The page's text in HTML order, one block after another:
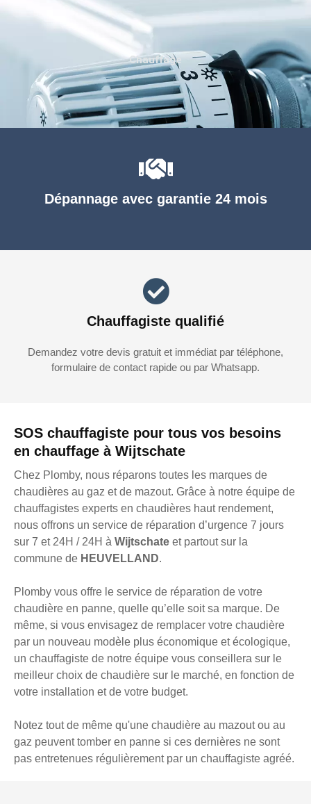
SOS chauffagiste pour tous vos besoins
en chauffage à Wijtschate
Chez Plomby, nous réparons toutes les marques de
chaudières au gaz et de mazout. Grâce à notre équipe de
chauffagistes experts en chaudières haut rendement,
nous offrons un service de réparation d’urgence 7 jours
sur 7 et 24H / 24H à Wijtschate et partout sur la
commune de HEUVELLAND.
Plomby vous offre le service de réparation de votre
chaudière en panne, quelle qu’elle soit sa marque. De
même, si vous envisagez de remplacer votre chaudière
par un nouveau modèle plus économique et écologique,
un chauffagiste de notre équipe vous conseillera sur le
meilleur choix de chaudière sur le marché, en fonction de
votre installation et de votre budget.
Notez tout de même qu'une chaudière au mazout ou au
gaz peuvent tomber en panne si ces dernières ne sont
pas entretenues régulièrement par un chauffagiste agréé.
Dépannage avec garantie 24 mois
Chauffagiste qualifié
Demandez votre devis gratuit et immédiat par téléphone,
formulaire de contact rapide ou par Whatsapp.
Chauffage